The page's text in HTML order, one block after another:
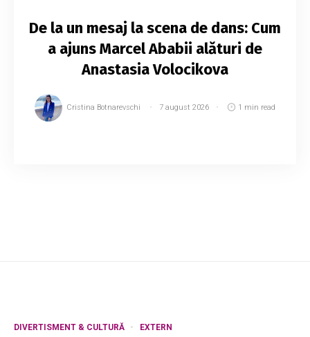
De la un mesaj la scena de dans: Cum
a ajuns Marcel Ababii alături de
Anastasia Volocikova
Cristina Botnarevschi 7 august 2026 1 min read
DIVERTISMENT & CULTURĂ EXTERN